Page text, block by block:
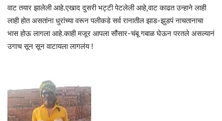
वाट तयार झालेली आहे.एखाद दुसरी भट्टी पेटलेली आहे,वाट काढत उन्हाने लाही
लाही होत असतांना धुरांच्या वरून पलीकडे सर्व रानातील झाड-झुडपं नाचतानाचा
भास होऊ लागला आहे.काही मजूर आपला सौंसार-चंबू गबाळ घेऊन परतले असल्यानं
उगाच सून सून वाटायला लागलंय !